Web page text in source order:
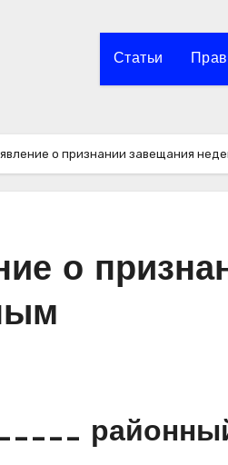
Статьи
о признании завещания
о